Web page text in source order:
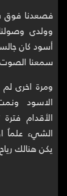
فصعدنا فوق
وولدى
أسود كان
سمعنا
ومرة اخرى
الاسود
الأقدام
الشيء علماُ
يكن هنالك